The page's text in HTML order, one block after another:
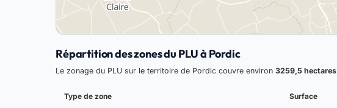
Répartition des zones du PLU à Pordic
Le zonage du PLU sur le territoire de Pordic couvre environ3259,5 hectares
Type de zone Surface